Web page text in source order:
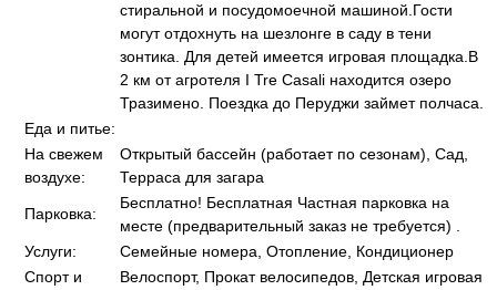
стиральной и посудомоечной машиной.Гости
могут отдохнуть на шезлонге в саду в тени
зонтика. Для детей имеется игровая площадка.В
2 км от агротеля I Tre Casali находится озеро
Тразимено. Поездка до Перуджи займет полчаса.
Еда и питье:
На свежем
воздухе:
Открытый бассейн (работает по сезонам), Сад,
Терраса для загара
Парковка:
Бесплатно! Бесплатная Частная парковка на
месте (предварительный заказ не требуется) .
Услуги:
Семейные номера, Отопление, Кондиционер
Спорт и
Велоспорт, Прокат велосипедов, Детская игровая